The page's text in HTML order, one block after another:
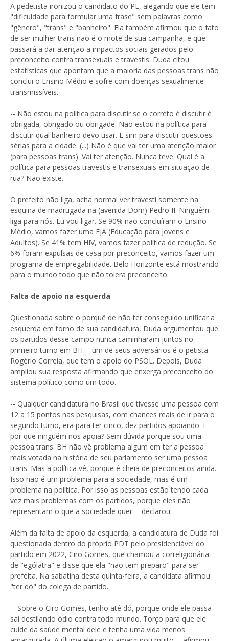
A pedetista ironizou o candidato do PL, alegando que ele tem
"dificuldade para formular uma frase" sem palavras como
"gênero", "trans" e "banheiro". Ela também afirmou que o fato
de ser mulher trans não é o mote de sua campanha, e que
passará a dar atenção a impactos sociais gerados pelo
preconceito contra transexuais e travestis. Duda citou
estatísticas que apontam que a maioria das pessoas trans não
conclui o Ensino Médio e sofre com doenças sexualmente
transmissíveis.
-- Não estou na política para discutir se o correto é discutir é
obrigada, obrigado ou obrigade. Não estou na política para
discutir qual banheiro devo usar. E sim para discutir questões
sérias para a cidade. (...) Não é que vai ter uma atenção maior
(para pessoas trans). Vai ter atenção. Nunca teve. Qual é a
política para pessoas travestis e transexuais em situação de
rua? Não existe.
O prefeito não liga, acha normal ver travesti somente na
esquina de madrugada na (avenida Dom) Pedro II. Ninguém
liga para nós. Eu vou ligar. Se 90% não concluíram o Ensino
Médio, vamos fazer uma EJA (Educação para Jovens e
Adultos). Se 41% tem HIV, vamos fazer política de redução. Se
6% foram expulsas de casa por preconceito, vamos fazer um
programa de empregabilidade. Belo Horizonte está mostrando
para o mundo todo que não tolera preconceito.
Falta de apoio na esquerda
Questionada sobre o porquê de não ter conseguido unificar a
esquerda em torno de sua candidatura, Duda argumentou que
os partidos desse campo nunca caminharam juntos no
primeiro turno em BH -- um de seus adversários é o petista
Rogério Correia, que tem o apoio do PSOL. Depois, Duda
ampliou sua resposta afirmando que enxerga preconceito do
sistema político como um todo.
-- Qualquer candidatura no Brasil que tivesse uma pessoa com
12 a 15 pontos nas pesquisas, com chances reais de ir para o
segundo turno, era para ter cinco, dez partidos apoiando. E
por que ninguém nos apoia? Sem dúvida porque sou uma
pessoa trans. BH não vê problema algum em ter a pessoa
mais votada na história de seu parlamento ser uma pessoa
trans. Mas a política vê, porque é cheia de preconceitos ainda.
Isso não é um problema para a sociedade, mas é um
problema na política. Por isso as pessoas estão tendo cada
vez mais problemas com os partidos, porque eles não
representam o que a sociedade quer -- declarou.
Além da falta de apoio da esquerda, a candidatura de Duda foi
questionada dentro do próprio PDT pelo presidenciável do
partido em 2022, Ciro Gomes, que chamou a correligionária
de "ególatra" e disse que ela "não tem preparo" para ser
prefeita. Na sabatina desta quinta-feira, a candidata afirmou
"ter dó" do colega de partido.
-- Sobre o Ciro Gomes, tenho até dó, porque onde ele passa
sai destilando ódio contra todo mundo. Torço para que ele
cuide da saúde mental dele e tenha uma vida menos